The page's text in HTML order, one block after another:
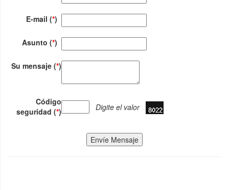
E-mail (*)
Asunto (*)
Su mensaje (*)
Código
seguridad (*) Digite el valor
Envíe Mensaje